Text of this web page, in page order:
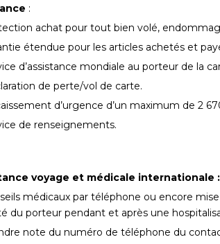
:
achat pour tout bien volé,
étendue pour les articles achetés et
d’assistance mondiale au porteur de la
de perte/vol de carte.
d’urgence d’un maximum de 2
de renseignements.
voyage et médicale internationale :
médicaux par téléphone ou encore
du porteur pendant et après une
note du numéro de téléphone du